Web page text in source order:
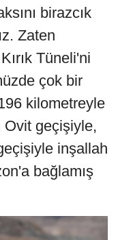
birazcık
Zaten
Tüneli'ni
çok bir
kilometreyle
Ovit geçişiyle,
inşallah
bağlamış